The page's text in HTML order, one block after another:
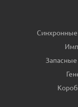
Синхронные
Запасные